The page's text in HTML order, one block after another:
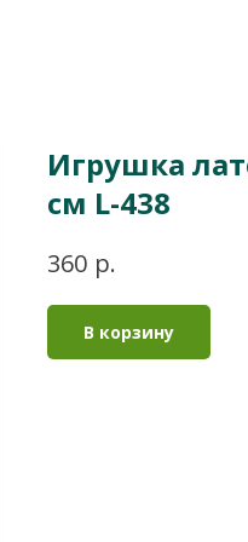
Игрушка
см L-438
360 р.
В корзину